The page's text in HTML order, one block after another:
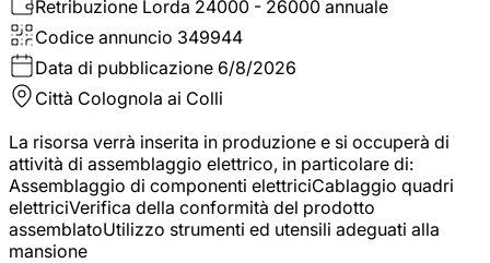
Retribuzione Lorda 24000 - 26000 annuale
Codice annuncio 349944
Data di pubblicazione 6/8/2026
Città Colognola ai Colli
La risorsa verrà inserita in produzione e si occuperà di
attività di assemblaggio elettrico, in particolare di:
Assemblaggio di componenti elettriciCablaggio quadri
elettriciVerifica della conformità del prodotto
assemblatoUtilizzo strumenti ed utensili adeguati alla
mansione